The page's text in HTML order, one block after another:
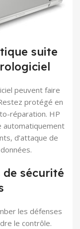
suite
peuvent faire
protégé en
réparation. HP
automatiquement
d’attaque de
de sécurité
les défenses
le contrôle.